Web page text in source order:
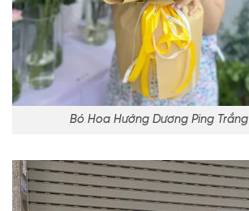
Bó Hoa Hướng Dương Ping Trắng